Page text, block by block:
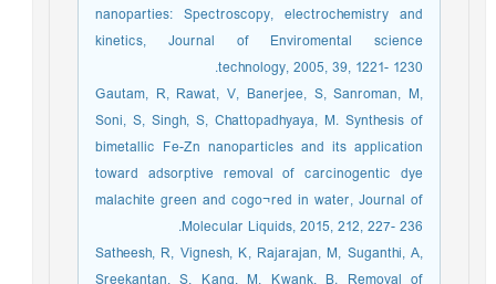
nanoparties: Spectroscopy, electrochemistry and
kinetics, Journal of Enviromental science
technology, 2005, 39, 1221- 1230.
Gautam, R, Rawat, V, Banerjee, S, Sanroman, M,
Soni, S, Singh, S, Chattopadhyaya, M. Synthesis of
bimetallic Fe-Zn nanoparticles and its application
toward adsorptive removal of carcinogentic dye
malachite green and cogo¬red in water, Journal of
Molecular Liquids, 2015, 212, 227- 236.
Satheesh, R, Vignesh, K, Rajarajan, M, Suganthi, A,